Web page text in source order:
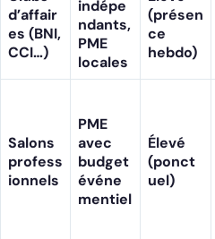
d’affair
es (BNI,
CCI…)
indépe
ndants,
PME
locales
(présen
ce
hebdo)
Salons
profess
ionnels
PME
avec
budget
événe
mentiel
Élevé
(ponct
uel)